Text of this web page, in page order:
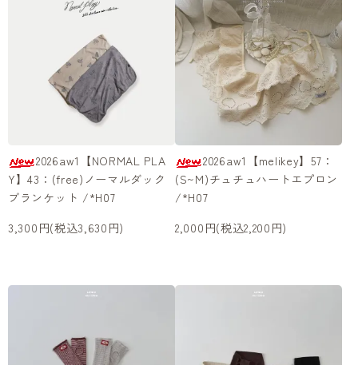
2026aw1【NORMAL PLA
Y】43：(free)ノーマルダック
ブランケット /*H07
3,300円(税込3,630円)
2026aw1【melikey】57：
(S~M)チュチュハートエプロン
/*H07
2,000円(税込2,200円)